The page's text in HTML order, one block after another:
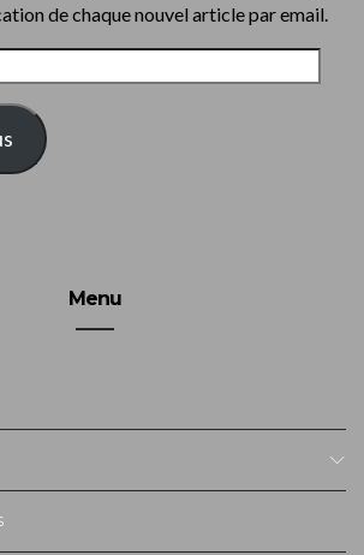
de chaque nouvel article par email.
Menu